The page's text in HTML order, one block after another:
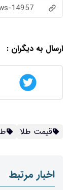
14957
ارسال به دیگران :
قیمت طلا
اخبار مرتبط